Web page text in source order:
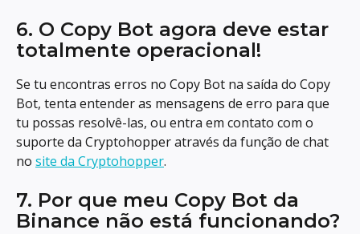
6. O Copy Bot agora deve estar
totalmente operacional!
Se tu encontras erros no Copy Bot na saída do Copy
Bot, tenta entender as mensagens de erro para que
tu possas resolvê-las, ou entra em contato com o
suporte da Cryptohopper através da função de chat
no site da Cryptohopper.
7. Por que meu Copy Bot da
Binance não está funcionando?